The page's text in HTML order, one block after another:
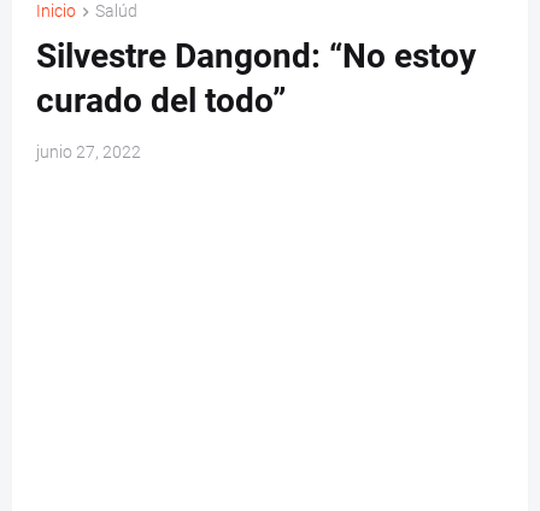
Inicio Salúd
Silvestre Dangond: “No estoy
curado del todo”
junio 27, 2022